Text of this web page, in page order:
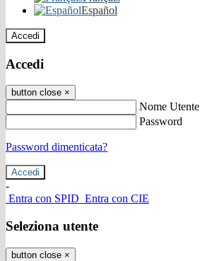
Español
Accedi
Accedi
button close ×
Nome Utente
Password
Password dimenticata?
-
Entra con SPID Entra con CIE
Seleziona utente
button close ×